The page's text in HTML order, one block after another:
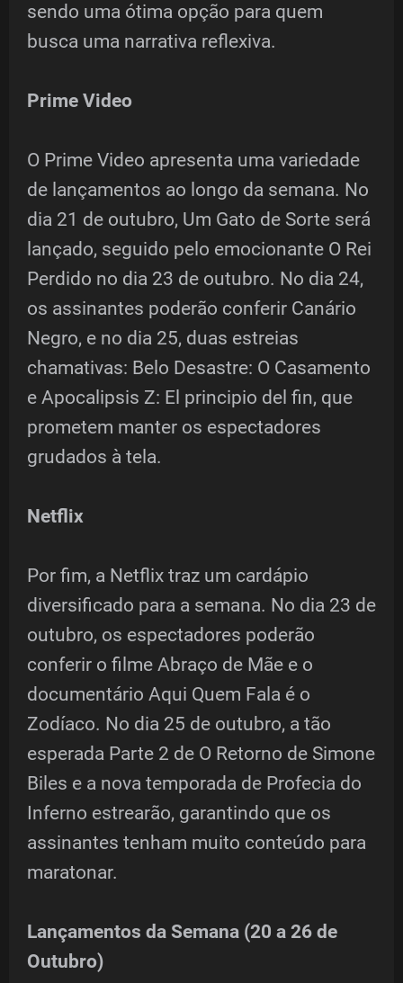
sendo uma ótima opção para quem
busca uma narrativa reflexiva.
Prime Video
O Prime Video apresenta uma variedade
de lançamentos ao longo da semana. No
dia 21 de outubro, Um Gato de Sorte será
lançado, seguido pelo emocionante O Rei
Perdido no dia 23 de outubro. No dia 24,
os assinantes poderão conferir Canário
Negro, e no dia 25, duas estreias
chamativas: Belo Desastre: O Casamento
e Apocalipsis Z: El principio del fin, que
prometem manter os espectadores
grudados à tela.
Netflix
Por fim, a Netflix traz um cardápio
diversificado para a semana. No dia 23 de
outubro, os espectadores poderão
conferir o filme Abraço de Mãe e o
documentário Aqui Quem Fala é o
Zodíaco. No dia 25 de outubro, a tão
esperada Parte 2 de O Retorno de Simone
Biles e a nova temporada de Profecia do
Inferno estrearão, garantindo que os
assinantes tenham muito conteúdo para
maratonar.
Lançamentos da Semana (20 a 26 de
Outubro)